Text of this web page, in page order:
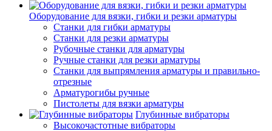
Оборудование для вязки, гибки и резки арматуры
Станки для гибки арматуры
Станки для резки арматуры
Рубочные станки для арматуры
Ручные станки для резки арматуры
Станки для выпрямления арматуры и правильно-
отрезные
Арматурогибы ручные
Пистолеты для вязки арматуры
Глубинные вибраторы
Высокочастотные вибраторы